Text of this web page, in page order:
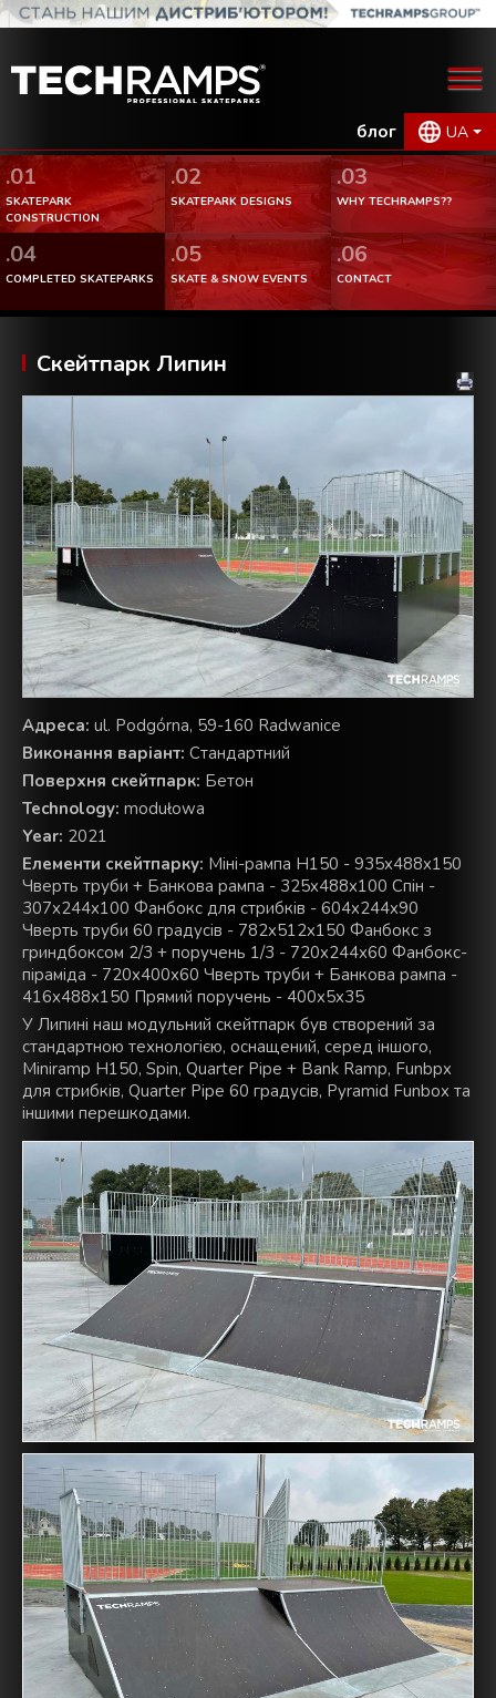
блог UA
.01
SKATEPARK
CONSTRUCTION
.02
SKATEPARK DESIGNS
.03
WHY TECHRAMPS??
.04
COMPLETED SKATEPARKS
.05
SKATE & SNOW EVENTS
.06
CONTACT
Скейтпарк Липин
Aдреса: ul. Podgórna, 59-160 Radwanice
Виконання варіант: Стандартний
Поверхня скейтпарк: Бетон
Technology: modułowa
Year: 2021
Елементи скейтпарку: Міні-рампа H150 - 935x488x150
Чверть труби + Банкова рампа - 325x488x100 Спін -
307x244x100 Фанбокс для стрибків - 604x244x90
Чверть труби 60 градусів - 782x512x150 Фанбокс з
гриндбоксом 2/3 + поручень 1/3 - 720x244x60 Фанбокс-
піраміда - 720x400x60 Чверть труби + Банкова рампа -
416x488x150 Прямий поручень - 400x5x35
У Липині наш модульний скейтпарк був створений за
стандартною технологією, оснащений, серед іншого,
Miniramp H150, Spin, Quarter Pipe + Bank Ramp, Funbpx
для стрибків, Quarter Pipe 60 градусів, Pyramid Funbox та
іншими перешкодами.